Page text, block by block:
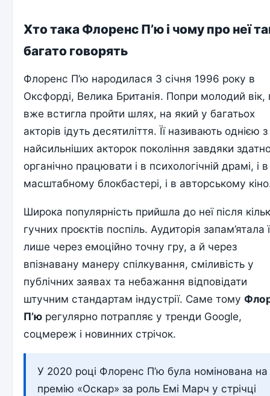
Хто така Флоренс П’ю і чому про неї
багато говорять
Флоренс П’ю народилася 3 січня 1996 року в
Оксфорді, Велика Британія. Попри молодий вік,
вже встигла пройти шлях, на який у багатьох
акторів ідуть десятиліття. Її називають однією з
найсильніших акторок покоління завдяки
органічно працювати і в психологічній драмі, і в
масштабному блокбастері, і в авторському
Широка популярність прийшла до неї після
гучних проєктів поспіль. Аудиторія запам’ятала
лише через емоційно точну гру, а й через
впізнавану манеру спілкування, сміливість у
публічних заявах та небажання відповідати
штучним стандартам індустрії. Саме тому
П’ю регулярно потрапляє у тренди Google,
соцмереж і новинних стрічок.
У 2020 році Флоренс П’ю була номінована на
премію «Оскар» за роль Емі Марч у стрічці